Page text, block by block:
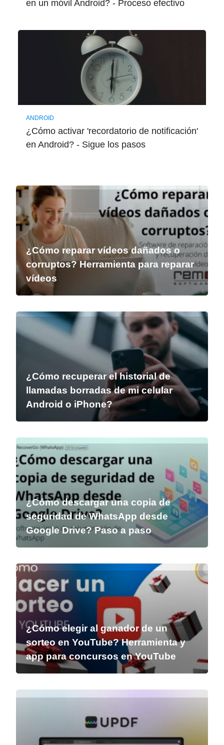
en un móvil Android? - Proceso efectivo
ANDROID
¿Cómo activar 'recordatorio de notificación'
en Android? - Sigue los pasos
¿Cómo reparar vídeos dañados o
corruptos? Herramienta para reparar
vídeos
¿Cómo recuperar el historial de
llamadas borradas de mi celular
Android o iPhone?
¿Cómo descargar una copia de
seguridad de WhatsApp desde
Google Drive? Paso a paso
¿Cómo elegir al ganador de un
sorteo en YouTube? Herramienta y
app para concursos en YouTube